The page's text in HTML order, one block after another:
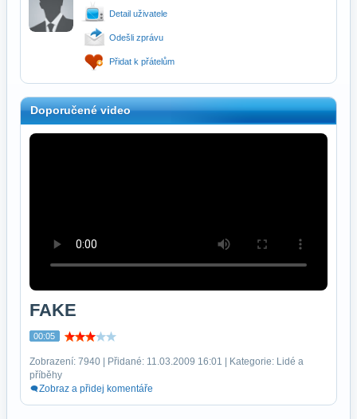
Detail uživatele
Odešli zprávu
Přidat k přátelům
Doporučené video
FAKE
00:05
Zobrazení: 7940 | Přidané: 11.03.2009 16:01 | Kategorie: Lidé a
příběhy
Zobraz a přidej komentáře